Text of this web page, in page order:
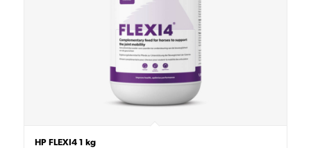
HP FLEXI4 1 kg